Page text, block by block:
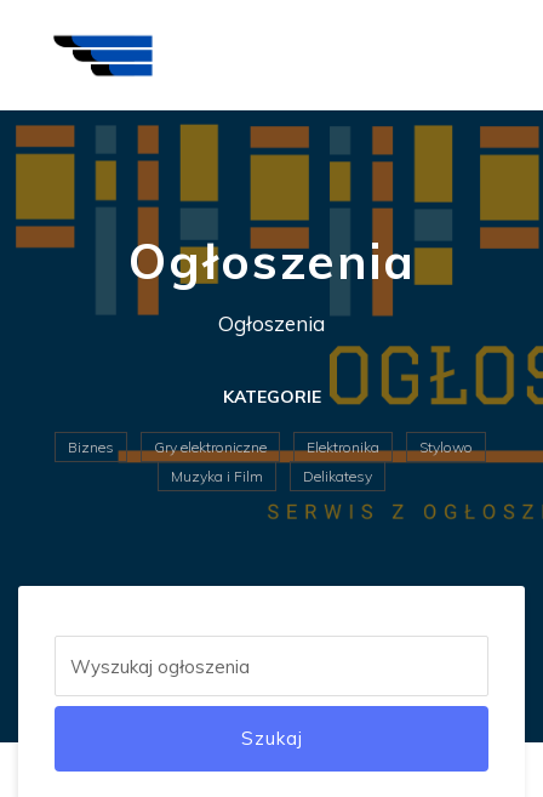
Ogłoszenia
Ogłoszenia
KATEGORIE
Biznes Gry elektroniczne Elektronika
Stylowo
Muzyka i Film
Delikatesy
Szukaj